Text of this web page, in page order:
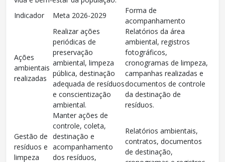
Indicador
Meta 2026-2029
Forma de
acompanhamento
Ações
ambientais
realizadas
Realizar ações
periódicas de
preservação
ambiental, limpeza
pública, destinação
adequada de resíduos
e conscientização
ambiental.
Relatórios da área
ambiental, registros
fotográficos,
cronogramas de limpeza,
campanhas realizadas e
documentos de controle
da destinação de
resíduos.
Gestão de
resíduos e
limpeza
Manter ações de
controle, coleta,
destinação e
acompanhamento
dos resíduos,
Relatórios ambientais,
contratos, documentos
de destinação,